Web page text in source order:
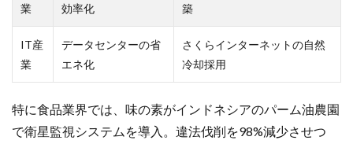
業
効率化
築
IT産
業
データセンターの省
エネ化
さくらインターネットの自然
冷却採用
特に食品業界では、味の素がインドネシアのパーム油農園
で衛星監視システムを導入。違法伐削を98%減少させつ